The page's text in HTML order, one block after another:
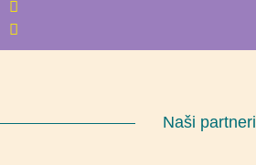
Naši partneri